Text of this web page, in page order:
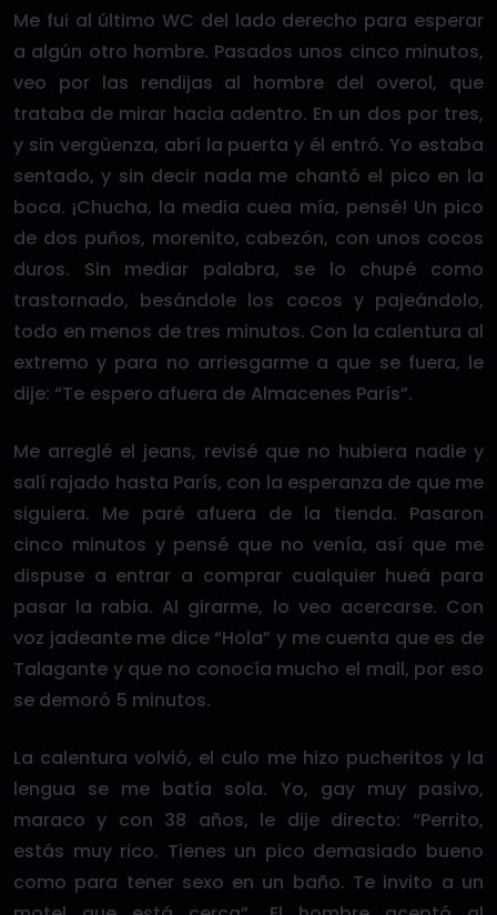
Me fui al último WC del lado derecho para esperar
a algún otro hombre. Pasados unos cinco minutos,
veo por las rendijas al hombre del overol, que
trataba de mirar hacia adentro. En un dos por tres,
y sin vergüenza, abrí la puerta y él entró. Yo estaba
sentado, y sin decir nada me chantó el pico en la
boca. ¡Chucha, la media cuea mía, pensé! Un pico
de dos puños, morenito, cabezón, con unos cocos
duros. Sin mediar palabra, se lo chupé como
trastornado, besándole los cocos y pajeándolo,
todo en menos de tres minutos. Con la calentura al
extremo y para no arriesgarme a que se fuera, le
dije: “Te espero afuera de Almacenes París”.
Me arreglé el jeans, revisé que no hubiera nadie y
salí rajado hasta París, con la esperanza de que me
siguiera. Me paré afuera de la tienda. Pasaron
cinco minutos y pensé que no venía, así que me
dispuse a entrar a comprar cualquier hueá para
pasar la rabia. Al girarme, lo veo acercarse. Con
voz jadeante me dice “Hola” y me cuenta que es de
Talagante y que no conocía mucho el mall, por eso
se demoró 5 minutos.
La calentura volvió, el culo me hizo pucheritos y la
lengua se me batía sola. Yo, gay muy pasivo,
maraco y con 38 años, le dije directo: “Perrito,
estás muy rico. Tienes un pico demasiado bueno
como para tener sexo en un baño. Te invito a un